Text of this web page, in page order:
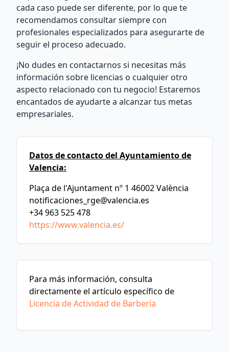
cada caso puede ser diferente, por lo que te
recomendamos consultar siempre con
profesionales especializados para asegurarte de
seguir el proceso adecuado.
¡No dudes en contactarnos si necesitas más
información sobre licencias o cualquier otro
aspecto relacionado con tu negocio! Estaremos
encantados de ayudarte a alcanzar tus metas
empresariales.
Datos de contacto del Ayuntamiento de
Valencia:
Plaça de l'Ajuntament nº 1 46002 València
notificaciones_rge@valencia.es
+34 963 525 478
https://www.valencia.es/
Para más información, consulta
directamente el artículo específico de
Licencia de Actividad de Barbería